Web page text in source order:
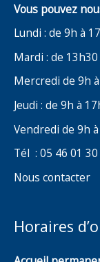
Vous pouvez
Lundi : de 9h à
Mardi : de
Mercredi de 9h
Jeudi : de 9h à
Vendredi de 9h
Tél : 05 46 01 30
Nous contacter
Horaires